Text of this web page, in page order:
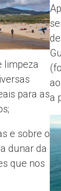
limpeza
para as
e sobre o
dunar da
que nos
a